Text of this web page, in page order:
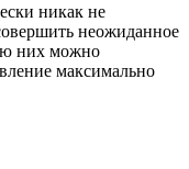
никак не
неожиданное
них можно
максимально